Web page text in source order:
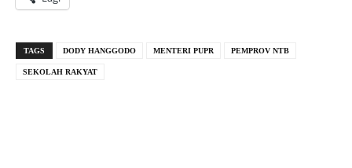
TAGS DODY HANGGODO MENTERI PUPR PEMPROV NTB
SEKOLAH RAKYAT